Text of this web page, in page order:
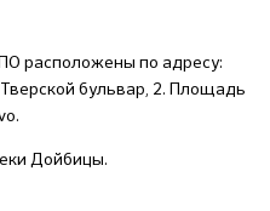
расположены по адресу:
бульвар, 2. Площадь
Дойбицы.